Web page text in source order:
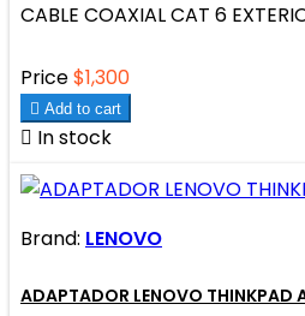
CABLE COAXIAL CAT 6
Price$1,300
 Add to cart
 In stock
Brand: LENOVO
ADAPTADOR LENOVO THINKPAD